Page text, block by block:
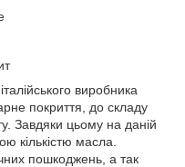
виробника
покриття, до складу
Завдяки цьому на даній
кількістю масла.
пошкоджень, а так